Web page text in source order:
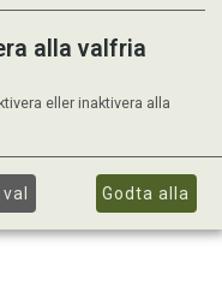
alla valfria
eller inaktivera alla
Godta alla